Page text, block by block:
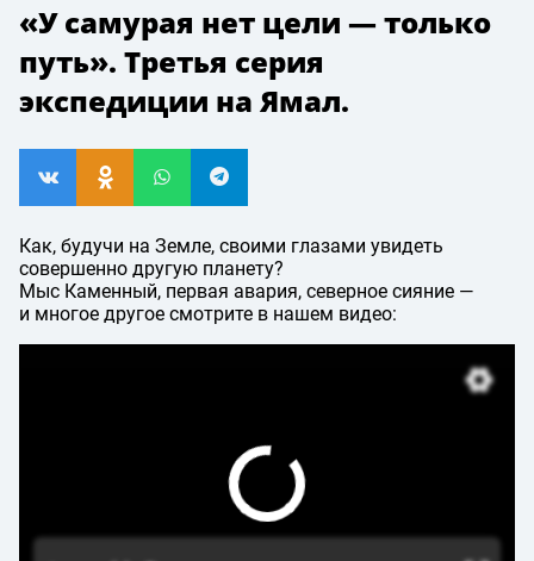
«У самурая нет цели — только
путь». Третья серия
экспедиции на Ямал.
Как, будучи на Земле, своими глазами увидеть
совершенно другую планету?
Мыс Каменный, первая авария, северное сияние —
и многое другое смотрите в нашем видео: